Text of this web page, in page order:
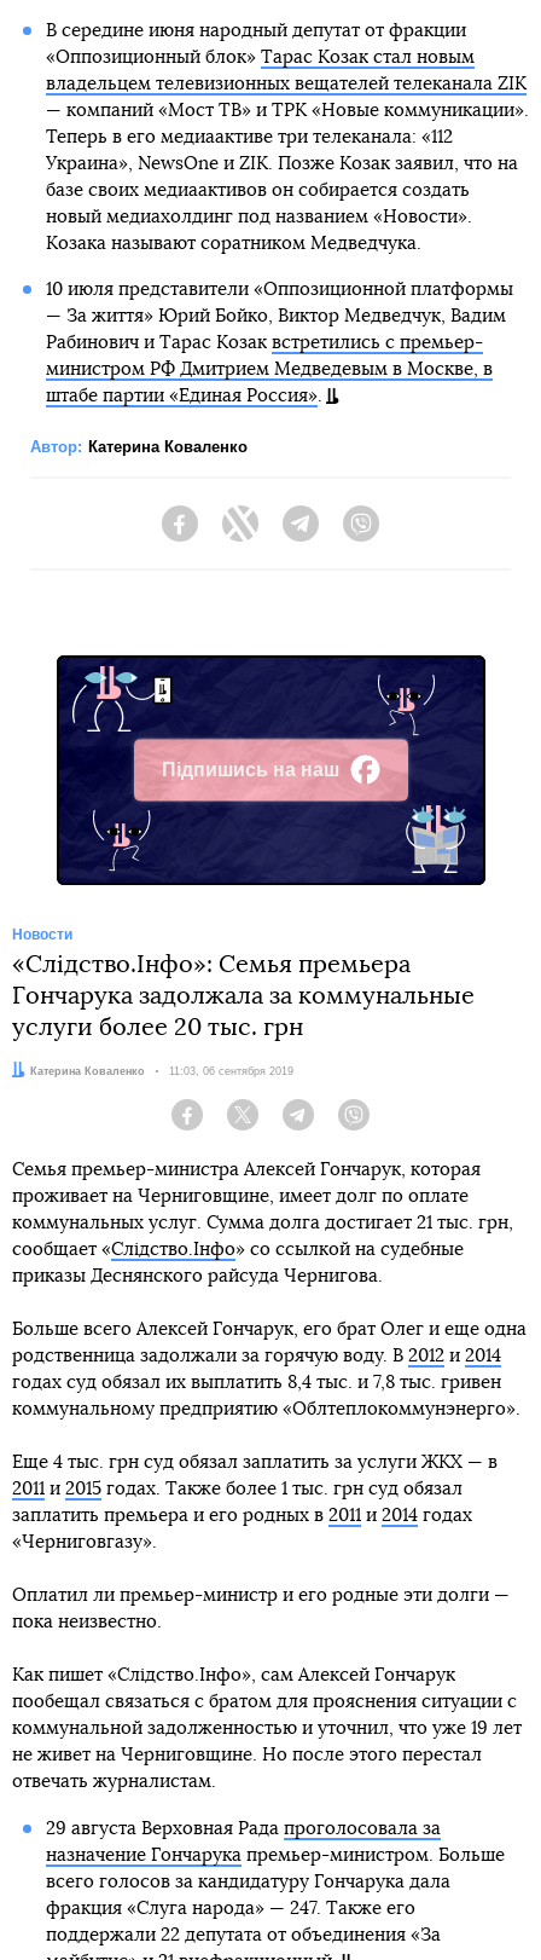
В середине июня народный депутат от фракции
«Оппозиционный блок» Тарас Козак стал новым
владельцем телевизионных вещателей телеканала ZIK
— компаний «Мост ТВ» и ТРК «Новые коммуникации».
Теперь в его медиаактиве три телеканала: «112
Украина», NewsOne и ZIK. Позже Козак заявил, что на
базе своих медиаактивов он собирается создать
новый медиахолдинг под названием «Новости».
Козака называют соратником Медведчука.
10 июля представители «Оппозиционной платформы
— За життя» Юрий Бойко, Виктор Медведчук, Вадим
Рабинович и Тарас Козак встретились с премьер-
министром РФ Дмитрием Медведевым в Москве, в
штабе партии «Единая Россия».
Автор: Катерина Коваленко
FacebookTwitter Telegram
Підпишись на наш
Facebook
Новости
«Слідство.Інфо»: Семья премьера
Гончарука задолжала за коммунальные
услуги более 20 тыс. грн
Автор:Катерина Коваленко Дата:
11:03, 06 сентября 2019
Facebook Twitter Telegram
Семья премьер-министра Алексей Гончарук, которая
проживает на Черниговщине, имеет долг по оплате
коммунальных услуг. Сумма долга достигает 21 тыс. грн,
сообщает «Слідство.Інфо» со ссылкой на судебные
приказы Деснянского райсуда Чернигова.
Больше всего Алексей Гончарук, его брат Олег и еще одна
родственница задолжали за горячую воду. В 2012 и 2014
годах суд обязал их выплатить 8,4 тыс. и 7,8 тыс. гривен
коммунальному предприятию «Облтеплокоммунэнерго».
Еще 4 тыс. грн суд обязал заплатить за услуги ЖКХ — в
2011 и 2015 годах. Также более 1 тыс. грн суд обязал
заплатить премьера и его родных в 2011 и 2014 годах
«Черниговгазу».
Оплатил ли премьер-министр и его родные эти долги —
пока неизвестно.
Как пишет «Слідство.Інфо», сам Алексей Гончарук
пообещал связаться с братом для прояснения ситуации с
коммунальной задолженностью и уточнил, что уже 19 лет
не живет на Черниговщине. Но после этого перестал
отвечать журналистам.
29 августа Верховная Рада проголосовала за
назначение Гончарукапремьер-министром. Больше
всего голосов за кандидатуру Гончарука дала
фракция «Слуга народа» — 247. Также его
поддержали 22 депутата от объединения «За